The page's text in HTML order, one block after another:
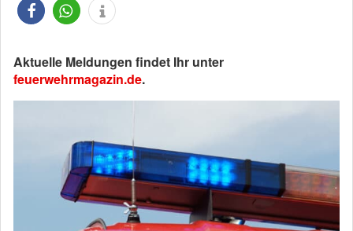
Aktuelle Meldungen findet Ihr unter
feuerwehrmagazin.de.